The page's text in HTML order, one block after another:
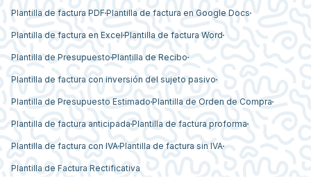
Plantilla de factura PDF Plantilla de factura en Google Docs
Plantilla de factura en Excel Plantilla de factura Word
Plantilla de Presupuesto Plantilla de Recibo
Plantilla de factura con inversión del sujeto pasivo
Plantilla de Presupuesto Estimado Plantilla de Orden de Compra
Plantilla de factura anticipada Plantilla de factura proforma
Plantilla de factura con IVAPlantilla de factura sin IVA
Plantilla de Factura Rectificativa